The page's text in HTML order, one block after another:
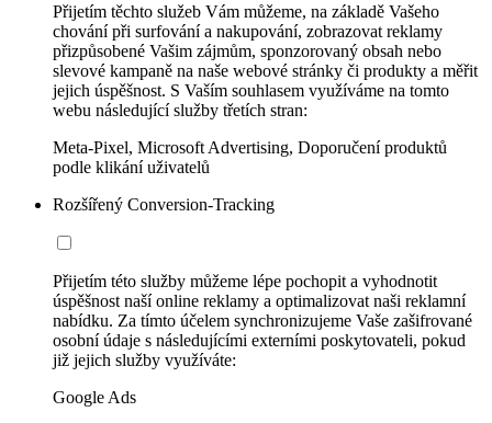
Přijetím těchto služeb Vám můžeme, na základě Vašeho
chování při surfování a nakupování, zobrazovat reklamy
přizpůsobené Vašim zájmům, sponzorovaný obsah nebo
slevové kampaně na naše webové stránky či produkty a měřit
jejich úspěšnost. S Vaším souhlasem využíváme na tomto
webu následující služby třetích stran:
Meta-Pixel, Microsoft Advertising, Doporučení produktů
podle klikání uživatelů
Rozšířený Conversion-Tracking
Přijetím této služby můžeme lépe pochopit a vyhodnotit
úspěšnost naší online reklamy a optimalizovat naši reklamní
nabídku. Za tímto účelem synchronizujeme Vaše zašifrované
osobní údaje s následujícími externími poskytovateli, pokud
již jejich služby využíváte:
Google Ads